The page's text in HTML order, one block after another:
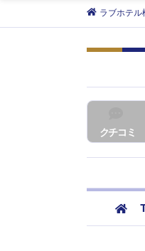
ラブホテ
クチコミ